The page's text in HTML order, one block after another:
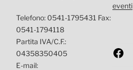
Telefono: 0541-1795431 Fax:
0541-1794118
Partita IVA/C.F.:
04358350405
E-mail:
eventi